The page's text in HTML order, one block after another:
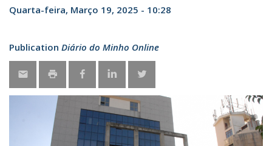
Quarta-feira, Março 19, 2025 - 10:28
Publication Diário do Minho Online